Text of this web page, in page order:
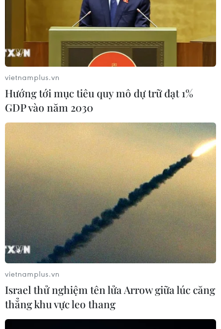
Giá vàng trong nước đồng loạt giảm trong phiên sáng
23/11. Tuy nhiên, so với thế giới, thương hiệu SJC vẫn
cao hơn gần 2,8 triệu đồng/lượng.
vietnamplus.vn
Hướng tới mục tiêu quy mô dự trữ đạt 1%
GDP vào năm 2030
vietnamplus.vn
Israel thử nghiệm tên lửa Arrow giữa lúc căng
thẳng khu vực leo thang